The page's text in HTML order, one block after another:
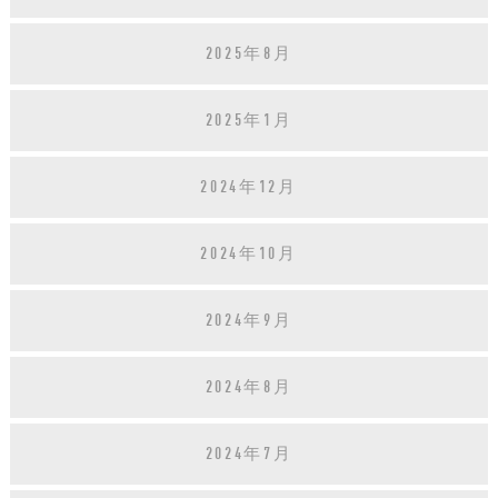
2025年8月
2025年1月
2024年12月
2024年10月
2024年9月
2024年8月
2024年7月